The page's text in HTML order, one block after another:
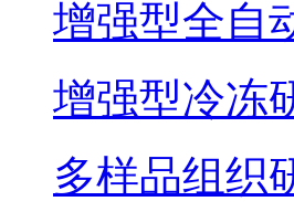
增强型全自
增强型冷冻
多样品组织